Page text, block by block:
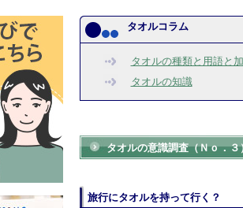
タオルコラム
タオルの種類と用語と
タオルの知識
タオルの意識調査（Ｎｏ．３
旅行にタオルを持って行く？